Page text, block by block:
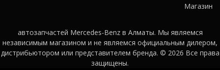
Магазин
автозапчастей Mercedes-Benz в Алматы. Мы являемся
независимым магазином и не являемся официальным дилером,
дистрибьютором или представителем бренда. © 2026 Все права
защищены.